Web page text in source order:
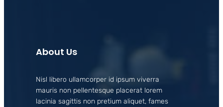
About Us
Nisl libero ullamcorper id ipsum viverra
mauris non pellentesque placerat lorem
lacinia sagittis non pretium aliquet, fames